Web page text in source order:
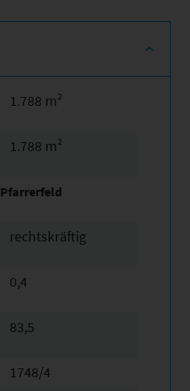
1.788 m²
1.788 m²
Pfarrerfeld
rechtskräftig
0,4
83,5
1748/4